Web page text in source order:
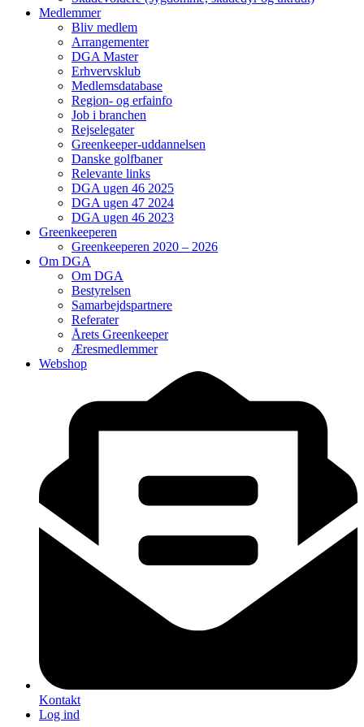
Medlemmer
Bliv medlem
Arrangementer
DGA Master
Erhvervsklub
Medlemsdatabase
Region- og erfainfo
Job i branchen
Rejselegater
Greenkeeper-uddannelsen
Danske golfbaner
Relevante links
DGA ugen 46 2025
DGA ugen 47 2024
DGA ugen 46 2023
Greenkeeperen
Greenkeeperen 2020 – 2026
Om DGA
Om DGA
Bestyrelsen
Samarbejdspartnere
Referater
Årets Greenkeeper
Æresmedlemmer
Webshop
Kontakt
Log ind